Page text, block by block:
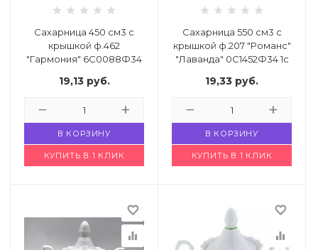
Сахарница 450 см3 с
крышкой ф.462
"Гармония" 6С0088Ф34
Код: 4806948
19,13 руб.
В КОРЗИНУ
КУПИТЬ В 1 КЛИК
Сахарница 550 см3 с
крышкой ф.207 "Романс"
"Лаванда" 0С1452Ф34 1с
19,33 руб.
В КОРЗИНУ
КУПИТЬ В 1 КЛИК
favorite_border
equalizer
favorite_border
equalizer